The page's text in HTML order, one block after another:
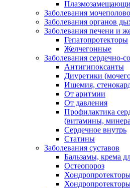
Заболевания
Заболевания органов
Заболевания печени и
Гепатопротекторы
Желчегонные
Заболевания сердечно-
Антигипоксанты
Диуретики
Ишемия,
От аритмии
От давления
Профилактика
(витамины,
Сердечное внутрь
Статины
Заболевания суставов
Бальзамы, крема
Остеопороз